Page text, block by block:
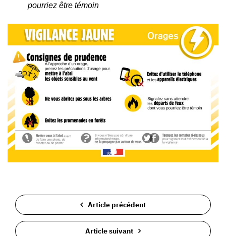
pourriez être témoin
Article précédent
Article suivant